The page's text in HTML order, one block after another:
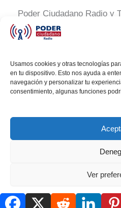
Usamos cookies y otras tecnologías
en tu dispositivo. Esto nos ayuda a
navegación y personalizar tu
consentimiento, algunas funciones
Ver
Política de cookies AVISO DE
Poder Ciudadano Radio y
buscan un México
Nuestro compromiso es
transformación social a
veraces y al alcance de